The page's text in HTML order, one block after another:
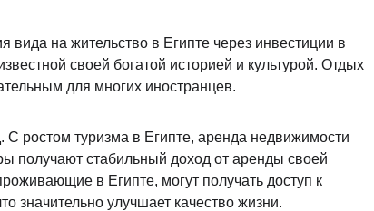
на жительство в Египте через инвестиции в
своей богатой историей и культурой. Отдых
для многих иностранцев.
ростом туризма в Египте, аренда недвижимости
получают стабильный доход от аренды своей
в Египте, могут получать доступ к
значительно улучшает качество жизни.